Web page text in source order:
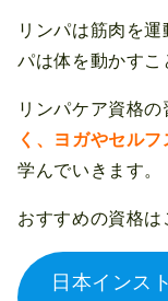
リンパは筋肉を
パは体を動かすこ
リンパケア資格の
く、ヨガやセル
学んでいきます。
おすすめの資格は
日本インス